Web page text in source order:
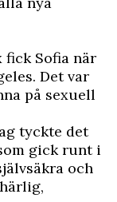
Sofia när
Det var
på sexuell
tyckte det
gick runt i
och